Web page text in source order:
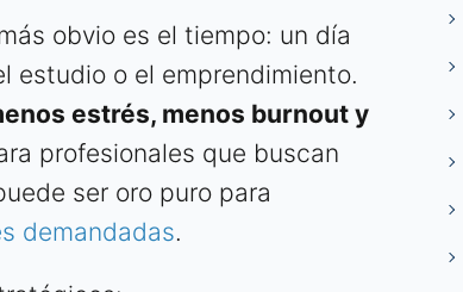
obvio es el tiempo: un día
estudio o el emprendimiento.
estrés, menos burnout y
profesionales que buscan
ser oro puro para
demandadas.